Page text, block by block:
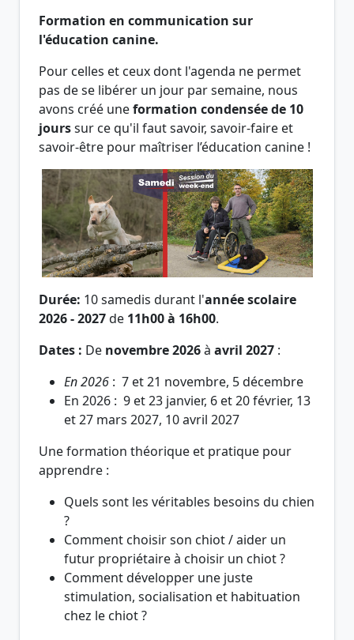
Formation en communication sur
l'éducation canine.
Pour celles et ceux dont l'agenda ne permet
pas de se libérer un jour par semaine, nous
avons créé uneformation condensée de 10
jourssur ce qu'il faut savoir, savoir-faire et
savoir-être pour maîtriser l’éducation canine !
Durée: 10 samedis durant l'année scolaire
2026 - 2027de 11h00 à 16h00.
Dates : De novembre 2026à avril 2027 :
En 2026 : 7 et 21 novembre, 5 décembre
En 2026 : 9 et 23 janvier, 6 et 20 février, 13
et 27 mars 2027, 10 avril 2027
Une formation théorique et pratique pour
apprendre :
Quels sont les véritables besoins du chien
?
Comment choisir son chiot / aider un
futur propriétaire à choisir un chiot ?
Comment développer une juste
stimulation, socialisation et habituation
chez le chiot ?